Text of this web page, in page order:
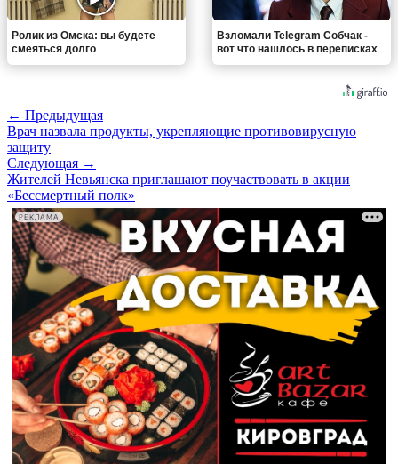
Ролик из Омска: вы будете
смеяться долго
Взломали Telegram Собчак -
вот что нашлось в переписках
← Предыдущая
Врач назвала продукты, укрепляющие противовирусную
защиту
Следующая →
Жителей Невьянска приглашают поучаствовать в акции
«Бессмертный полк»
РЕКЛАМА